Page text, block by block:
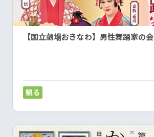
【国立劇場おきなわ】男性舞踊家の会
観る